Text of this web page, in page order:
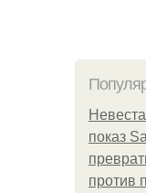
показ
против